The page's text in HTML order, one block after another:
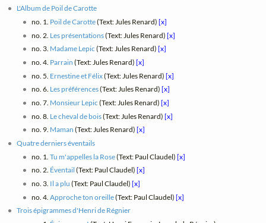
L'Album de Poil de Carotte
no. 1. Poil de Carotte(Text: Jules Renard) [x]
no. 2. Les présentations(Text: Jules Renard) [x]
no. 3. Madame Lepic (Text: Jules Renard) [x]
no. 4. Parrain (Text: Jules Renard) [x]
no. 5. Ernestine et Félix(Text: Jules Renard) [x]
no. 6. Les préférences(Text: Jules Renard) [x]
no. 7. Monsieur Lepic (Text: Jules Renard) [x]
no. 8. Le cheval de bois(Text: Jules Renard) [x]
no. 9. Maman (Text: Jules Renard) [x]
Quatre derniers éventails
no. 1. Tu m'appelles la Rose(Text: Paul Claudel) [x]
no. 2. Éventail (Text: Paul Claudel) [x]
no. 3. Il a plu (Text: Paul Claudel) [x]
no. 4. Approche ton oreille(Text: Paul Claudel) [x]
Trois épigrammes d'Henri de Régnier